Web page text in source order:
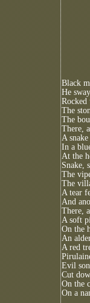
Black
He
The
The
There,
A
In a
At the
Snake,
The
The
A tear
And
There,
A soft
On the
An
A red
Evil
Cut
On the
On a